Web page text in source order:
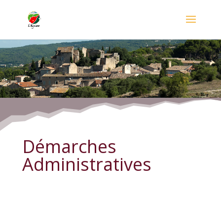
Démarches Administratives
Démarches
Administratives